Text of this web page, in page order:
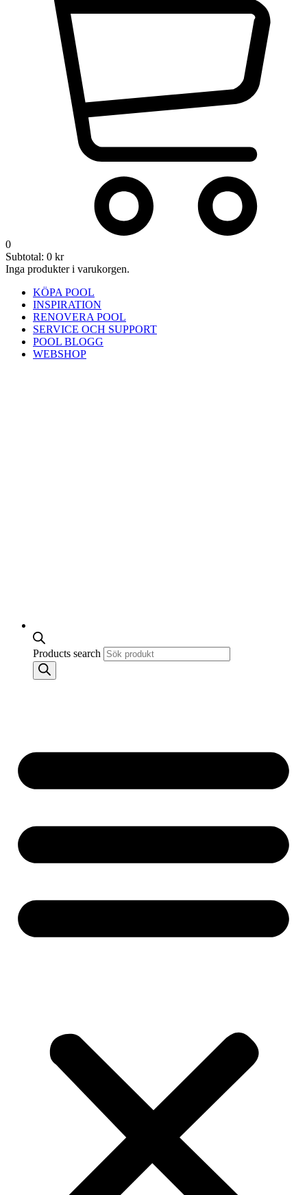
0
Subtotal: 0 kr
Inga produkter i varukorgen.
KÖPA POOL
INSPIRATION
RENOVERA POOL
SERVICE OCH SUPPORT
POOL BLOGG
WEBSHOP
Products search